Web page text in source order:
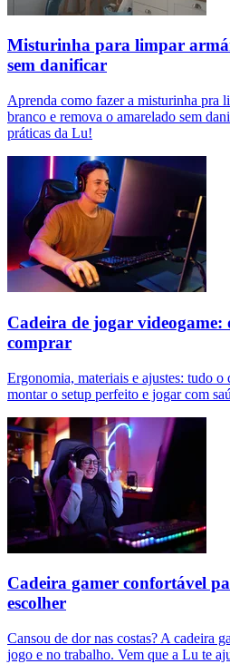
Misturinha para limpar
sem danificar
Aprenda como fazer a misturinha pra
branco e remova o amarelado sem
práticas da Lu!
Cadeira de jogar videogame:
comprar
Ergonomia, materiais e ajustes: tudo o
montar o setup perfeito e jogar com
Cadeira gamer confortável
escolher
Cansou de dor nas costas? A cadeira
jogo e no trabalho. Vem que a Lu te